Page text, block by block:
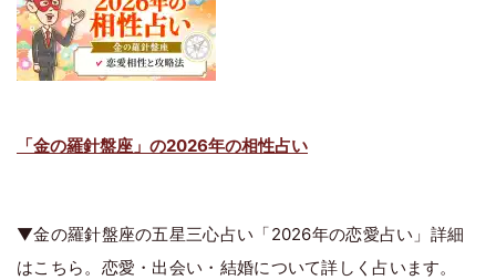
「金の羅針盤座」の2026年の相性占い
▼金の羅針盤座の五星三心占い「2026年の恋愛占い」詳細
はこちら。恋愛・出会い・結婚について詳しく占います。